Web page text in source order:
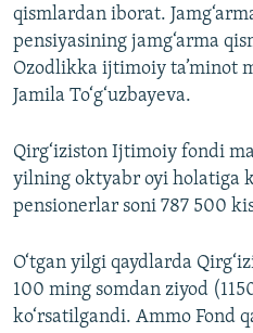
qismlardan iborat.
pensiyasining jamg‘arma
Ozodlikka ijtimoiy ta’minot
Jamila To‘g‘uzbayeva.
Qirg‘iziston Ijtimoiy fondi
yilning oktyabr oyi holatiga
pensionerlar soni 787 500
O‘tgan yilgi qaydlarda
100 ming somdan ziyod
ko‘rsatilgandi. Ammo Fond